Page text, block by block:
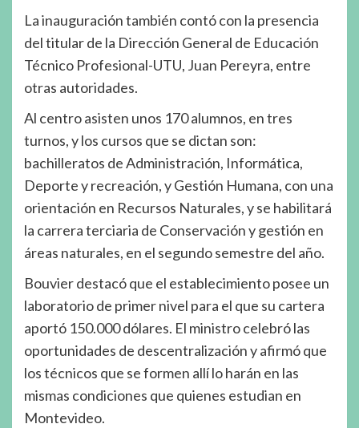
La inauguración también contó con la presencia
del titular de la Dirección General de Educación
Técnico Profesional-UTU, Juan Pereyra, entre
otras autoridades.
Al centro asisten unos 170 alumnos, en tres
turnos, y los cursos que se dictan son:
bachilleratos de Administración, Informática,
Deporte y recreación, y Gestión Humana, con una
orientación en Recursos Naturales, y se habilitará
la carrera terciaria de Conservación y gestión en
áreas naturales, en el segundo semestre del año.
Bouvier destacó que el establecimiento posee un
laboratorio de primer nivel para el que su cartera
aportó 150.000 dólares. El ministro celebró las
oportunidades de descentralización y afirmó que
los técnicos que se formen allí lo harán en las
mismas condiciones que quienes estudian en
Montevideo.